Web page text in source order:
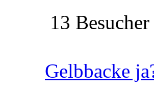
13 Besucher
Gelbbacke